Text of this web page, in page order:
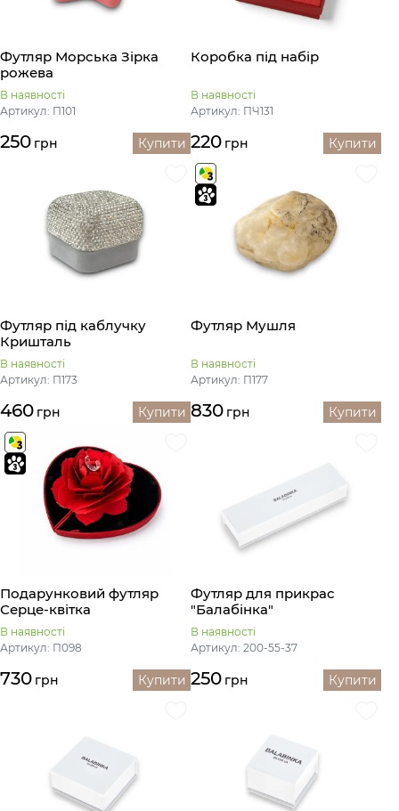
Футляр Морська Зірка
рожева
В наявності
Артикул: П101
250 грн Купити
Коробка під набір
В наявності
Артикул: ПЧ131
220 грн Купити
Футляр під каблучку
Кришталь
В наявності
Артикул: П173
460 грн Купити
Футляр Мушля
В наявності
Артикул: П177
830 грн Купити
Подарунковий футляр
Серце-квітка
В наявності
Артикул: П098
730 грн Купити
Футляр для прикрас
"Балабінка"
В наявності
Артикул: 200-55-37
250 грн Купити